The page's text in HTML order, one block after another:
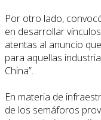
Por otro lado,
en desarrollar
atentas al anuncio
para aquellas
China”.
En materia de
de los semáforos